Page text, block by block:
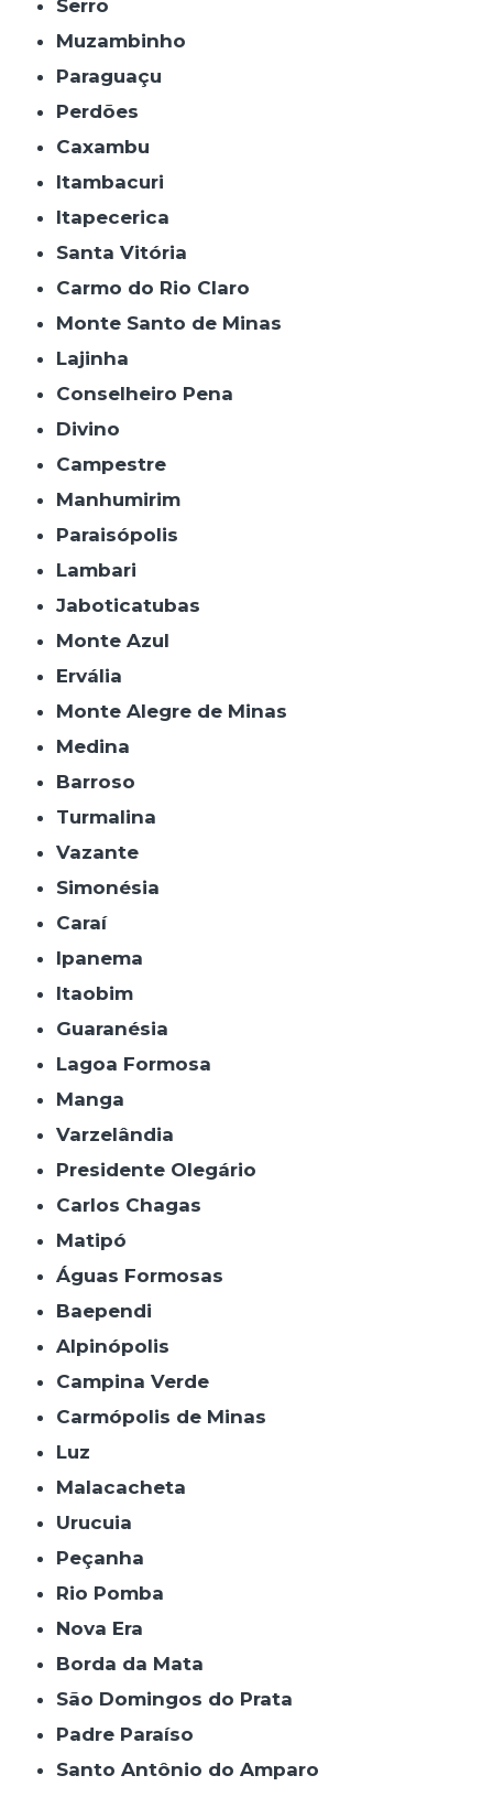
Serro
Muzambinho
Paraguaçu
Perdões
Caxambu
Itambacuri
Itapecerica
Santa Vitória
Carmo do Rio Claro
Monte Santo de Minas
Lajinha
Conselheiro Pena
Divino
Campestre
Manhumirim
Paraisópolis
Lambari
Jaboticatubas
Monte Azul
Ervália
Monte Alegre de Minas
Medina
Barroso
Turmalina
Vazante
Simonésia
Caraí
Ipanema
Itaobim
Guaranésia
Lagoa Formosa
Manga
Varzelândia
Presidente Olegário
Carlos Chagas
Matipó
Águas Formosas
Baependi
Alpinópolis
Campina Verde
Carmópolis de Minas
Luz
Malacacheta
Urucuia
Peçanha
Rio Pomba
Nova Era
Borda da Mata
São Domingos do Prata
Padre Paraíso
Santo Antônio do Amparo